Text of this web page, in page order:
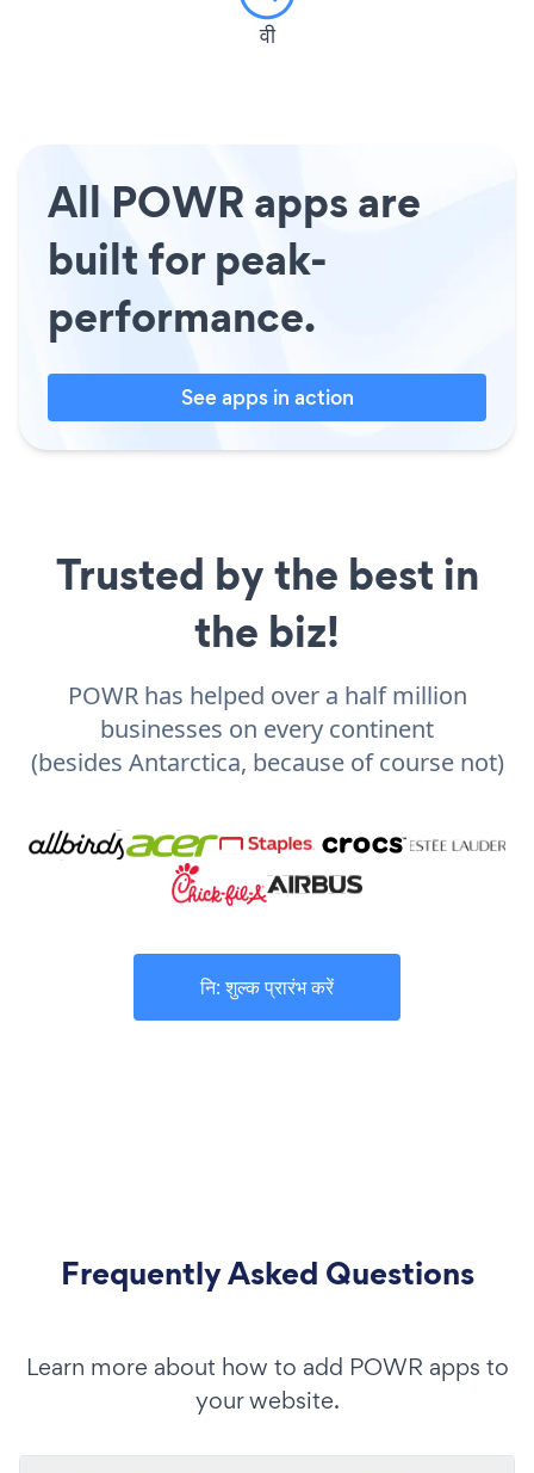
वी
All POWR apps are
built for peak-
performance.
See apps in action
Trusted by the best in
the biz!
POWR has helped over a half million
businesses on every continent
(besides Antarctica, because of course not)
नि: शुल्क प्रारंभ करें
Frequently Asked Questions
Learn more about how to add POWR apps to
your website.